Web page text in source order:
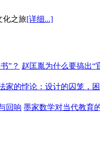
化之旅[详细...]
”？ 赵匡胤为什么要搞出“
家的悖论：设计的囚笼，
回响 墨家数学对当代教育